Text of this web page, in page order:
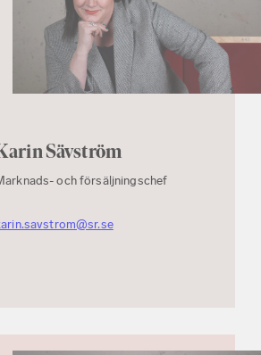
Sävström
och försäljningschef